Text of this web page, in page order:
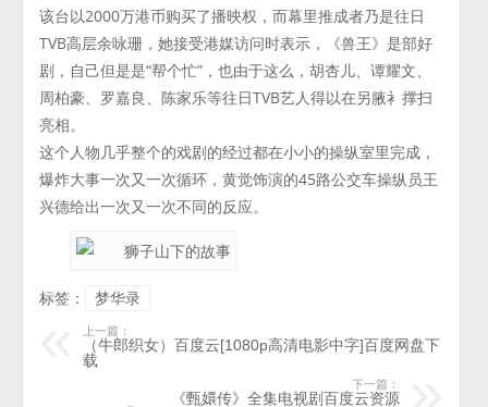
该台以2000万港币购买了播映权，而幕里推成者乃是往日
TVB高层余咏珊，她接受港媒访问时表示，《兽王》是部好
剧，自己但是是“帮个忙”，也由于这么，胡杏儿、谭耀文、
周柏豪、罗嘉良、陈家乐等往日TVB艺人得以在另腋衤撑扫
亮相。
这个人物几乎整个的戏剧的经过都在小小的操纵室里完成，
爆炸大事一次又一次循环，黄觉饰演的45路公交车操纵员王
兴德给出一次又一次不同的反应。
标签： 梦华录
上一篇：
（牛郎织女）百度云[1080p高清电影中字]百度网盘下
载
下一篇：
《甄嬛传》全集电视剧百度云资源